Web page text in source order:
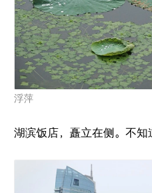
浮萍
湖滨饭店，矗立在侧。不知